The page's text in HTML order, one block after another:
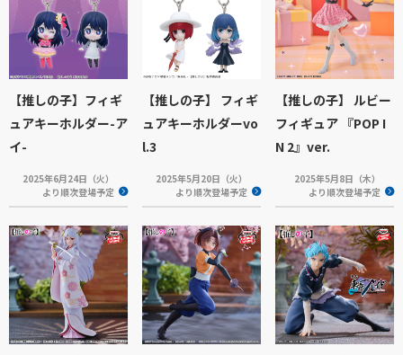
【推しの子】フィギ
ュアキーホルダー-ア
イ-
2025年6月24日（火）
より順次登場予定
【推しの子】 フィギ
ュアキーホルダーvo
l.3
2025年5月20日（火）
より順次登場予定
【推しの子】 ルビー
フィギュア 『POP I
N 2』ver.
2025年5月8日（木）
より順次登場予定